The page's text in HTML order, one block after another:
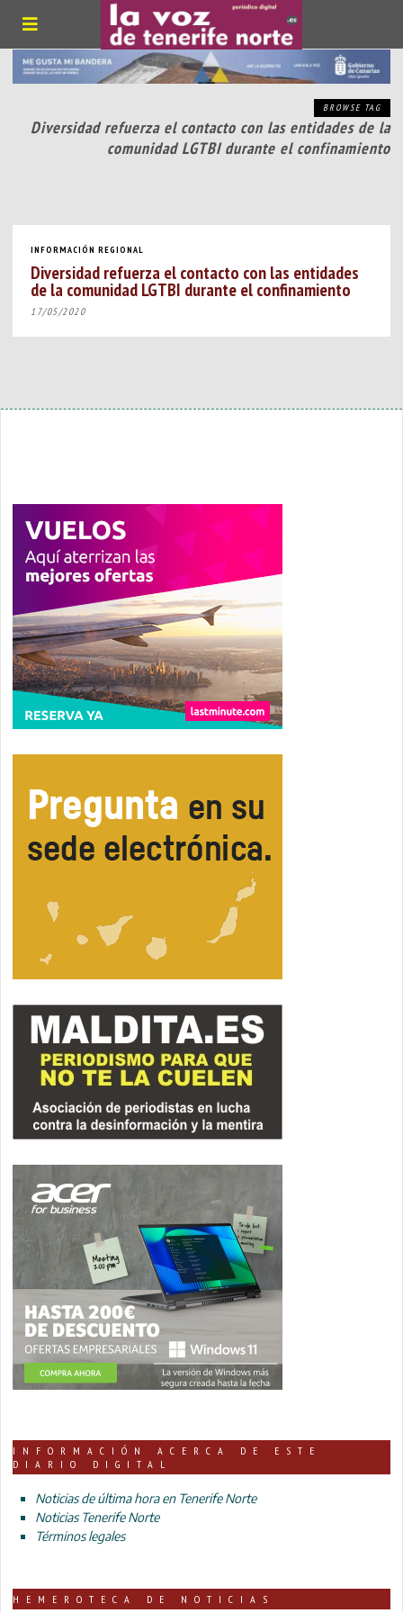
BROWSE TAG
Diversidad refuerza el contacto con las entidades de la
comunidad LGTBI durante el confinamiento
INFORMACIÓN REGIONAL
Diversidad refuerza el contacto con las entidades
de la comunidad LGTBI durante el confinamiento
17/05/2020
INFORMACIÓN ACERCA DE ESTE
DIARIO DIGITAL
Noticias de última hora en Tenerife Norte
Noticias Tenerife Norte
Términos legales
HEMEROTECA DE NOTICIAS